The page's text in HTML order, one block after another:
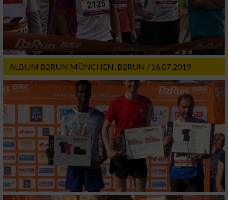
ALBUM B2RUN MÜNCHEN, B2RUN / 16.07.2019
Werbung